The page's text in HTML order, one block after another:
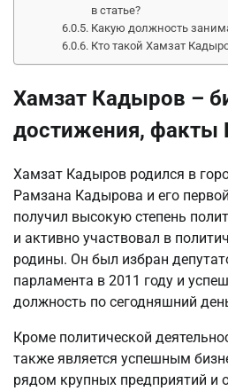
в статье?
Какую должность
Кто такой Хамзат
Хамзат Кадыров –
достижения, факты
Хамзат Кадыров родился в
Рамзана Кадырова и его
получил высокую степень
и активно участвовал в
родины. Он был избран
парламента в 2011 году и
должность по сегодняшний
Кроме политической
также является успешным
рядом крупных предприятий и